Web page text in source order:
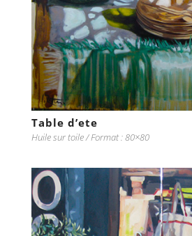
Table d’ete
Huile sur toile / Format : 80×80